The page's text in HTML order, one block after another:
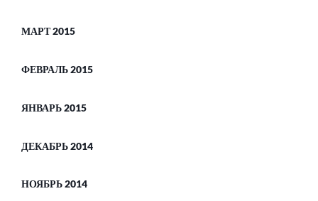
МАРТ 2015
ФЕВРАЛЬ 2015
ЯНВАРЬ 2015
ДЕКАБРЬ 2014
НОЯБРЬ 2014